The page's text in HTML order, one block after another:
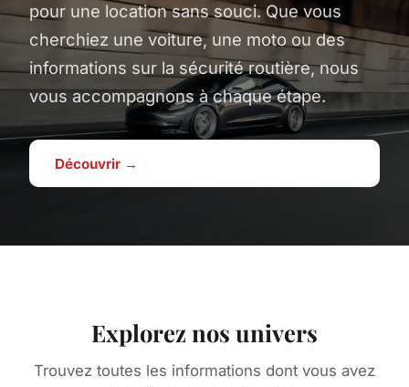
pour une location sans souci. Que vous
cherchiez une voiture, une moto ou des
informations sur la sécurité routière, nous
vous accompagnons à chaque étape.
Découvrir →
Explorez nos univers
Trouvez toutes les informations dont vous avez